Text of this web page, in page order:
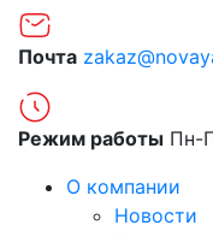
Почта
Режим работы Пн-
О компании
Новости